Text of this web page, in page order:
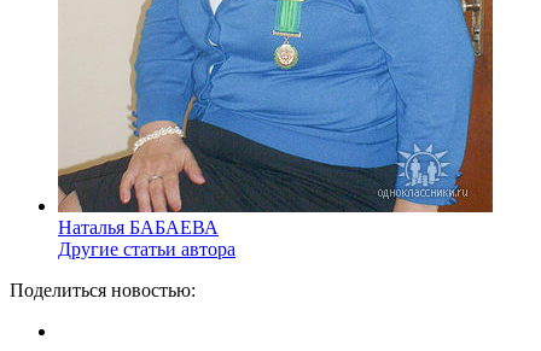
Наталья БАБАЕВА
Другие статьи автора
Поделиться новостью: